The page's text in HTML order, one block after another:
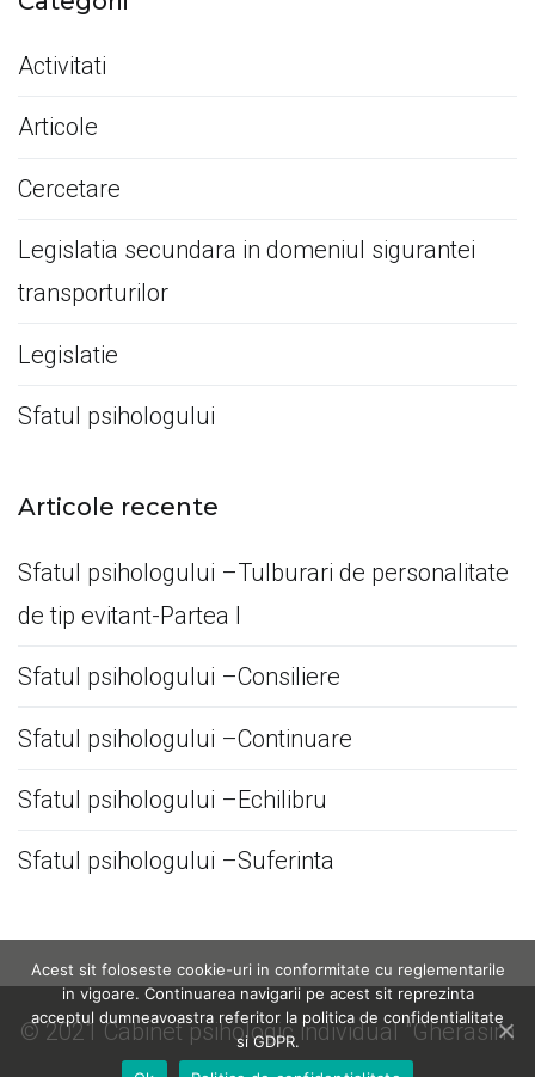
Activitati
Articole
Cercetare
Legislatia secundara in domeniul sigurantei
transporturilor
Legislatie
Sfatul psihologului
Articole recente
Sfatul psihologului –Tulburari de personalitate
de tip evitant-Partea I
Sfatul psihologului –Consiliere
Sfatul psihologului –Continuare
Sfatul psihologului –Echilibru
Sfatul psihologului –Suferinta
© 2021 Cabinet psihologic individual "Gherasim
Acest sit foloseste cookie-uri in conformitate cu reglementarile
in vigoare. Continuarea navigarii pe acest sit reprezinta
acceptul dumneavoastra referitor la politica de confidentialitate
si GDPR.